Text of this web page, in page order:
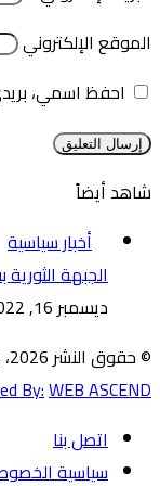
الموقع الإلكتروني
احفظ اسمي،
شاهد أيضاً
أخبار سياسية
الجبهة
ديسمبر 16, 2022
© حقوق النشر 2026، جميع الحقوق محفوظة |
By:WEB ASCEND
اتصل بنا
سياسية